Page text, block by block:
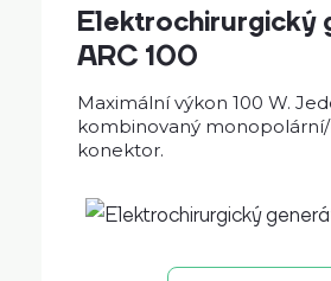
Elektrochirurgický
ARC 100
Maximální výkon 100 W.
kombinovaný
konektor.